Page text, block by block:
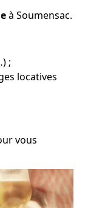
à Soumensac.
;
locatives
vous